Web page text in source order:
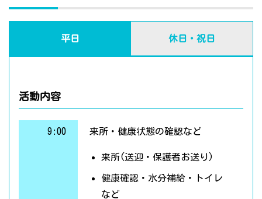
平日 休日・祝日
活動内容
9:00 来所・健康状態の確認など
来所(送迎・保護者お送り)
健康確認・水分補給・トイレ
など